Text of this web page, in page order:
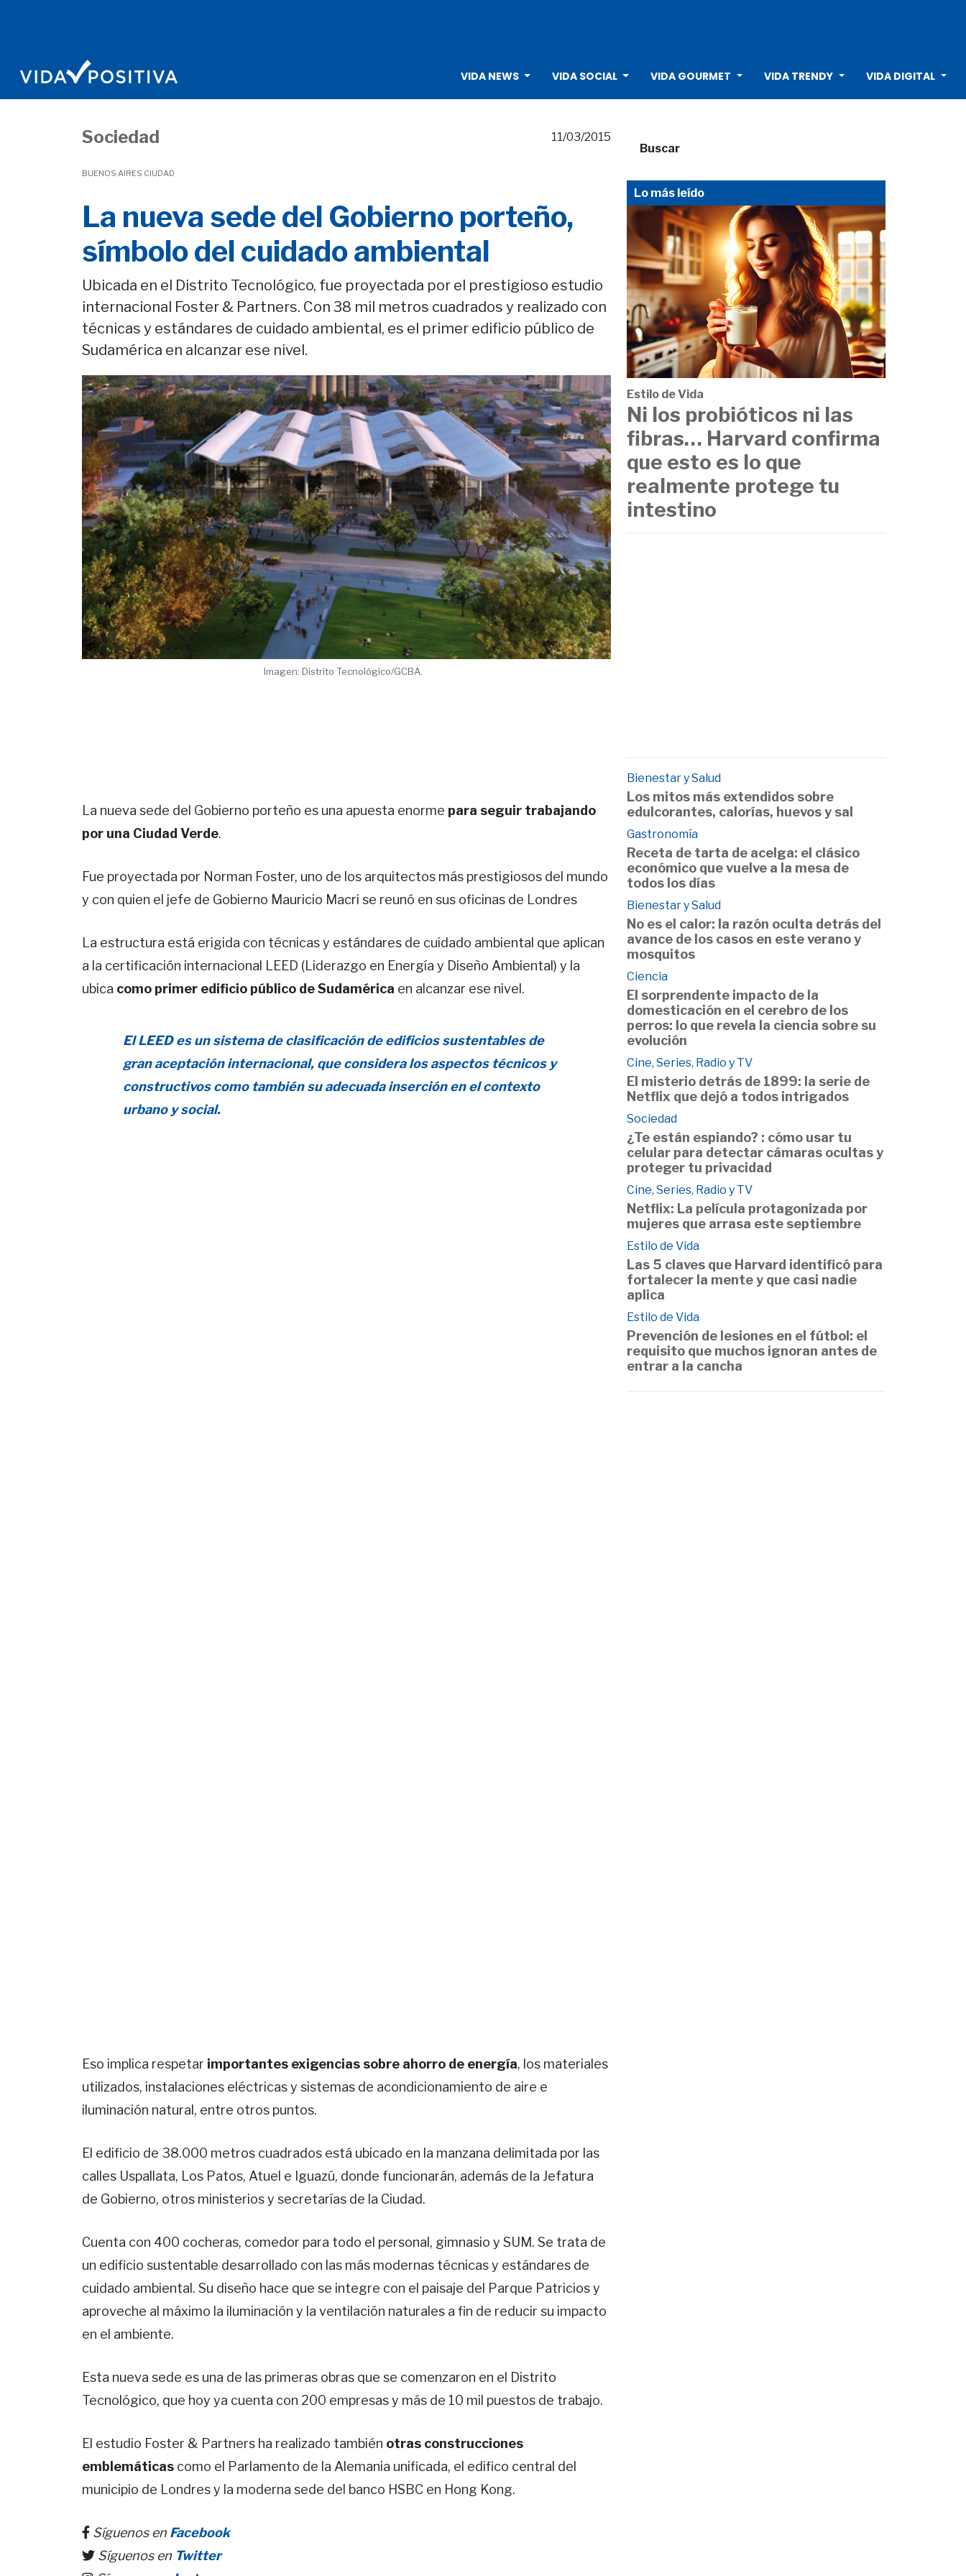
VIDA NEWS VIDA SOCIAL VIDA GOURMET VIDA TRENDY VIDA DIGITAL
Sociedad
BUENOS AIRES CIUDAD
11/03/2015
La nueva sede del Gobierno porteño,
símbolo del cuidado ambiental
Ubicada en el Distrito Tecnológico, fue proyectada por el prestigioso estudio
internacional Foster & Partners. Con 38 mil metros cuadrados y realizado con
técnicas y estándares de cuidado ambiental, es el primer edificio público de
Sudamérica en alcanzar ese nivel.
Imagen: Distrito Tecnológico/GCBA.
La nueva sede del Gobierno porteño es una apuesta enorme para seguir trabajando
por una Ciudad Verde.
Fue proyectada por Norman Foster, uno de los arquitectos más prestigiosos del mundo
y con quien el jefe de Gobierno Mauricio Macri se reunó en sus oficinas de Londres
La estructura está erigida con técnicas y estándares de cuidado ambiental que aplican
a la certificación internacional LEED (Liderazgo en Energía y Diseño Ambiental) y la
ubica como primer edificio público de Sudamérica en alcanzar ese nivel.
El LEED es un sistema de clasificación de edificios sustentables de
gran aceptación internacional, que considera los aspectos técnicos y
constructivos como también su adecuada inserción en el contexto
urbano y social.
Eso implica respetar importantes exigencias sobre ahorro de energía, los materiales
utilizados, instalaciones eléctricas y sistemas de acondicionamiento de aire e
iluminación natural, entre otros puntos.
El edificio de 38.000 metros cuadrados está ubicado en la manzana delimitada por las
calles Uspallata, Los Patos, Atuel e Iguazú, donde funcionarán, además de la Jefatura
de Gobierno, otros ministerios y secretarías de la Ciudad.
Cuenta con 400 cocheras, comedor para todo el personal, gimnasio y SUM. Se trata de
un edificio sustentable desarrollado con las más modernas técnicas y estándares de
cuidado ambiental. Su diseño hace que se integre con el paisaje del Parque Patricios y
aproveche al máximo la iluminación y la ventilación naturales a fin de reducir su impacto
en el ambiente.
Esta nueva sede es una de las primeras obras que se comenzaron en el Distrito
Tecnológico, que hoy ya cuenta con 200 empresas y más de 10 mil puestos de trabajo.
El estudio Foster & Partners ha realizado también otras construcciones
emblemáticas como el Parlamento de la Alemania unificada, el edifico central del
municipio de Londres y la moderna sede del banco HSBC en Hong Kong.
Síguenos en Facebook
Síguenos en Twitter
Buscar
Lo más leído
Estilo de Vida
Ni los probióticos ni las
fibras… Harvard confirma
que esto es lo que
realmente protege tu
intestino
Bienestar y Salud
Los mitos más extendidos sobre
edulcorantes, calorías, huevos y sal
Gastronomía
Receta de tarta de acelga: el clásico
económico que vuelve a la mesa de
todos los días
Bienestar y Salud
No es el calor: la razón oculta detrás del
avance de los casos en este verano y
mosquitos
Ciencia
El sorprendente impacto de la
domesticación en el cerebro de los
perros: lo que revela la ciencia sobre su
evolución
Cine, Series, Radio y TV
El misterio detrás de 1899: la serie de
Netflix que dejó a todos intrigados
Sociedad
¿Te están espiando? : cómo usar tu
celular para detectar cámaras ocultas y
proteger tu privacidad
Cine, Series, Radio y TV
Netflix: La película protagonizada por
mujeres que arrasa este septiembre
Estilo de Vida
Las 5 claves que Harvard identificó para
fortalecer la mente y que casi nadie
aplica
Estilo de Vida
Prevención de lesiones en el fútbol: el
requisito que muchos ignoran antes de
entrar a la cancha